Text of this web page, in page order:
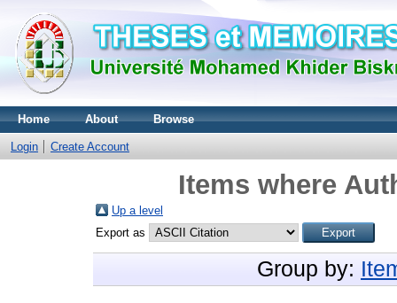
Home About Browse
Login Create Account
Items where
Up a level
Export as
Group by: